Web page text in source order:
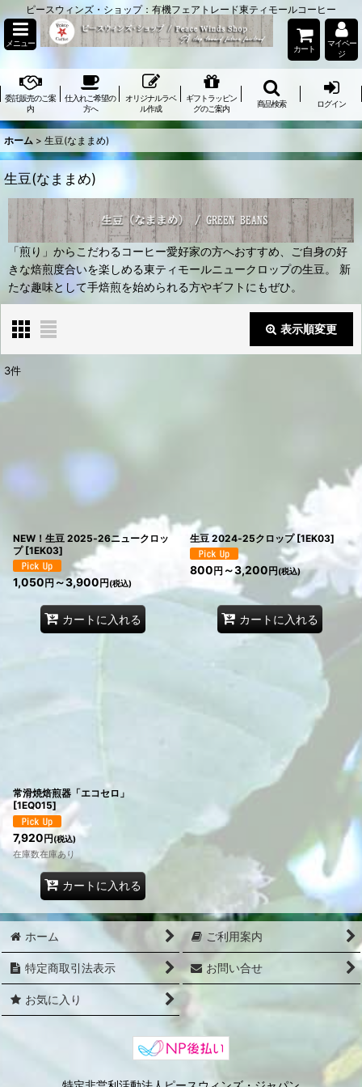
ピースウィンズ・ショップ：有機フェアトレード東ティモールコーヒー
メニュー
カート
マイペー
ジ
委託販売のご案
内
仕入れご希望の
方へ
オリジナルラベ
ル作成
ギフトラッピン
グのご案内
商品検索 ログイン
ホーム > 生豆(なままめ)
生豆(なままめ)
「煎り」からこだわるコーヒー愛好家の方へおすすめ、ご自身の好
きな焙煎度合いを楽しめる東ティモールニュークロップの生豆。 新
たな趣味として手焙煎を始められる方やギフトにもぜひ。
表示順変更
絞り込む
3件
NEW！生豆 2025‐26ニュークロッ
プ [1EK03]
1,050 円～3,900 円 (税込)
カートに入れる
生豆 2024‐25クロップ [1EK03]
800 円 ～3,200 円 (税込)
カートに入れる
常滑焼焙煎器「エコセロ」
[1EQ015]
7,920円(税込)
在庫数在庫あり
カートに入れる
ホーム ご利用案内
特定商取引法表示 お問い合せ
お気に入り